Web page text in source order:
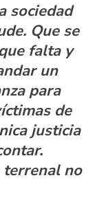
sociedad
Que se
falta y
un
para
de
justicia
terrenal no